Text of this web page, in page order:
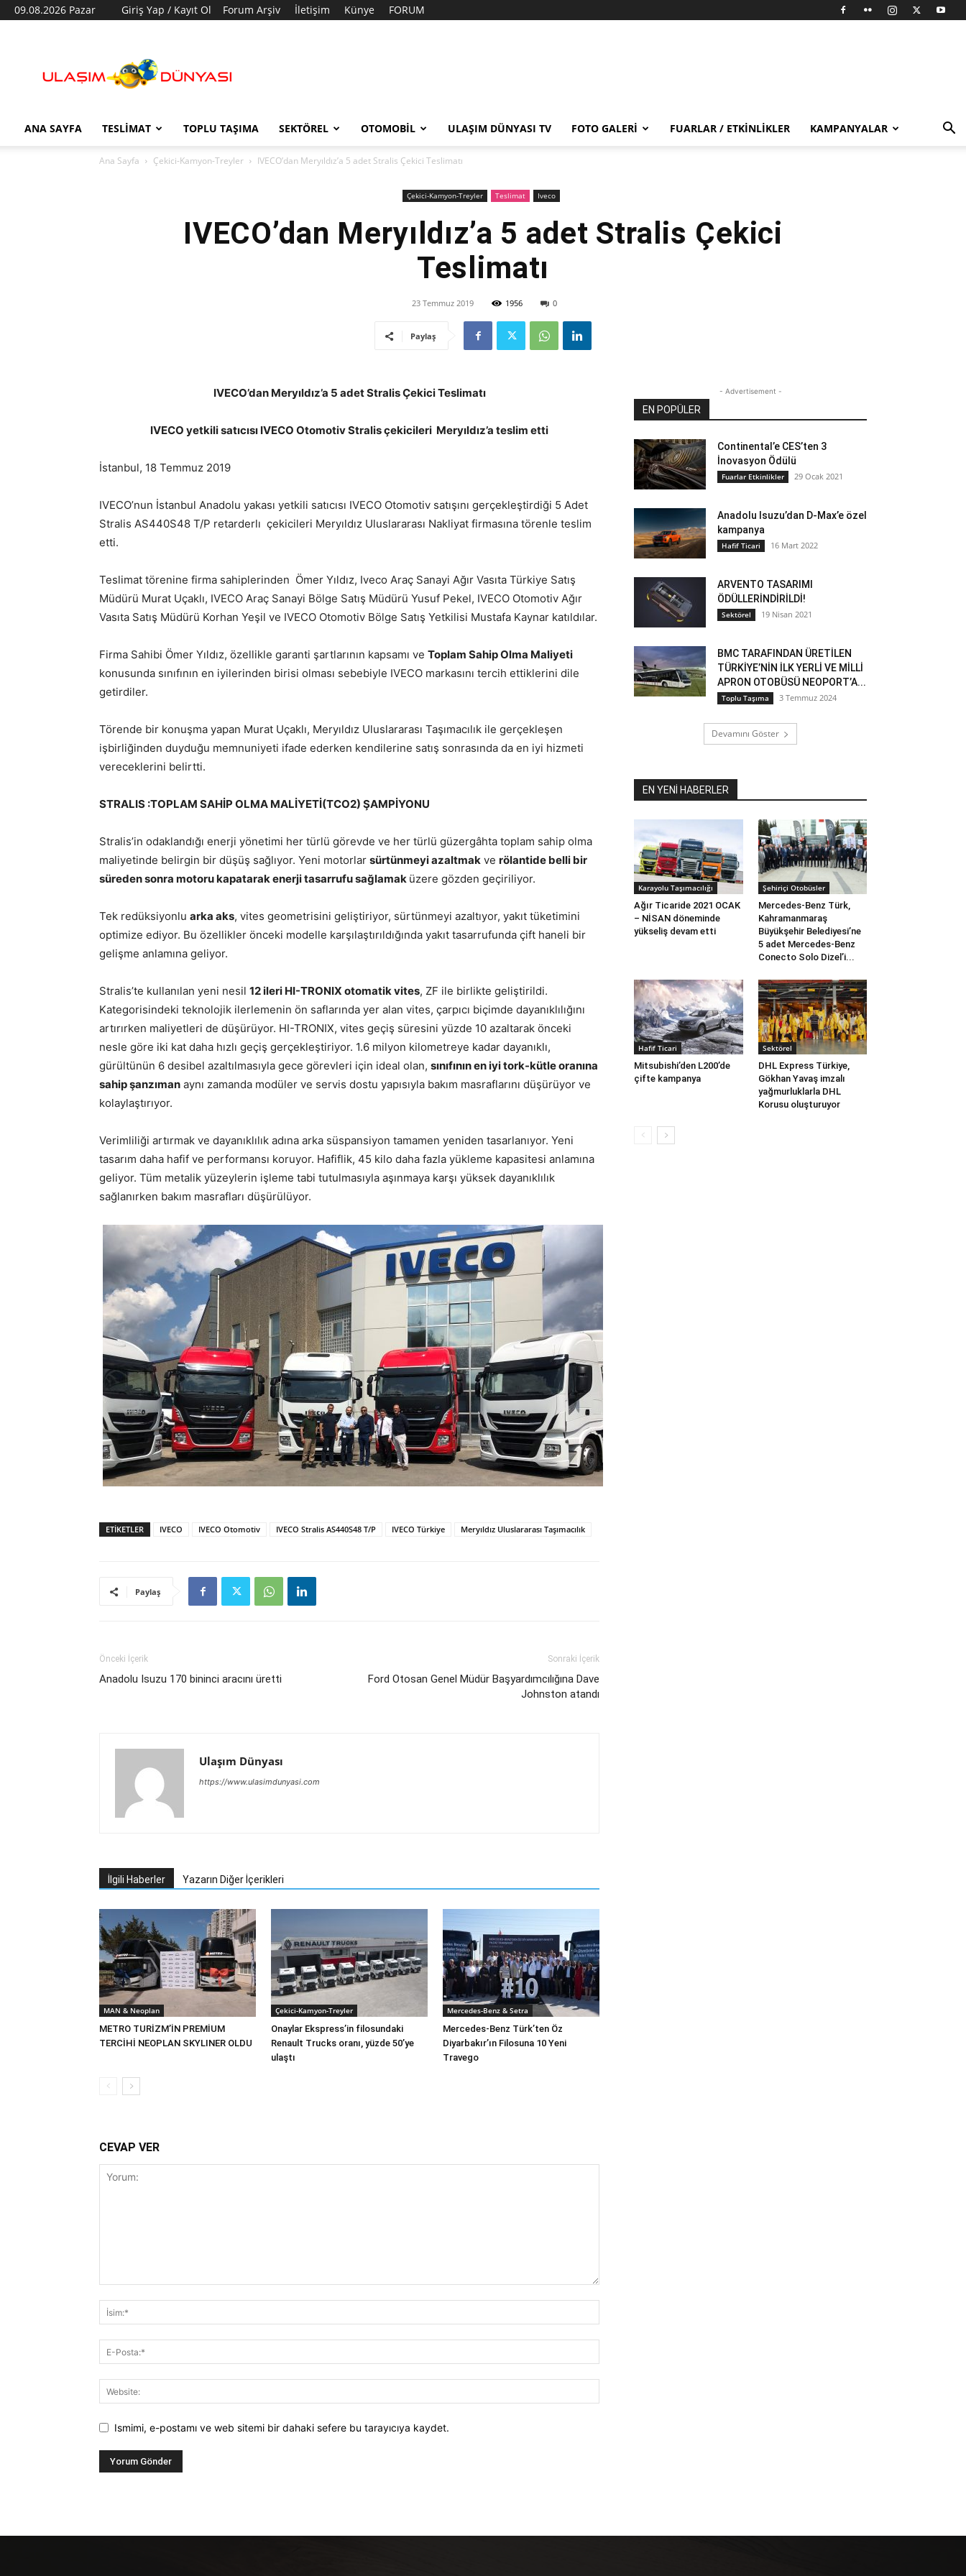
09.08.2026 Pazar Giriş Yap / Kayıt Ol Forum Arşiv İletişim Künye FORUM
Dünyası
ANA SAYFA TESLIMAT TOPLU TAŞIMA SEKTÖREL OTOMOBIL ULAŞIM DÜNYASI TV FOTO GALERI FUARLAR / ETKINLIKLER KAMPANYALAR
Ana Sayfa Çekici-Kamyon-Treyler IVECO’dan Meryıldız’a 5 adet Stralis Çekici Teslimatı
Çekici-Kamyon-Treyler Teslimat Iveco
IVECO’dan Meryıldız’a 5 adet Stralis Çekici
Teslimatı
23 Temmuz 2019 1956 0
Paylaş
IVECO’dan Meryıldız’a 5 adet Stralis Çekici Teslimatı
IVECO yetkili satıcısı IVECO Otomotiv Stralis çekicileri Meryıldız’a teslim etti
İstanbul, 18 Temmuz 2019
IVECO’nun İstanbul Anadolu yakası yetkili satıcısı IVECO Otomotiv satışını gerçekleştirdiği 5 Adet
Stralis AS440S48 T/P retarderlı çekicileri Meryıldız Uluslararası Nakliyat firmasına törenle teslim
etti.
Teslimat törenine firma sahiplerinden Ömer Yıldız, Iveco Araç Sanayi Ağır Vasıta Türkiye Satış
Müdürü Murat Uçaklı, IVECO Araç Sanayi Bölge Satış Müdürü Yusuf Pekel, IVECO Otomotiv Ağır
Vasıta Satış Müdürü Korhan Yeşil ve IVECO Otomotiv Bölge Satış Yetkilisi Mustafa Kaynar katıldılar.
Firma Sahibi Ömer Yıldız, özellikle garanti şartlarının kapsamı ve Toplam Sahip Olma Maliyeti
konusunda sınıfının en iyilerinden birisi olması sebebiyle IVECO markasını tercih ettiklerini dile
getirdiler.
Törende bir konuşma yapan Murat Uçaklı, Meryıldız Uluslararası Taşımacılık ile gerçekleşen
işbirliğinden duyduğu memnuniyeti ifade ederken kendilerine satış sonrasında da en iyi hizmeti
vereceklerini belirtti.
STRALIS :TOPLAM SAHİP OLMA MALİYETİ(TCO2) ŞAMPİYONU
Stralis’in odaklandığı enerji yönetimi her türlü görevde ve her türlü güzergâhta toplam sahip olma
maliyetinde belirgin bir düşüş sağlıyor. Yeni motorlar sürtünmeyi azaltmak ve rölantide belli bir
süreden sonra motoru kapatarak enerji tasarrufu sağlamak üzere gözden geçiriliyor.
Tek redüksiyonlu arka aks, vites geometrisini geliştiriyor, sürtünmeyi azaltıyor, yakıt tüketimini
optimize ediyor. Bu özellikler önceki modelle karşılaştırıldığında yakıt tasarrufunda çift haneli bir
gelişme anlamına geliyor.
Stralis’te kullanılan yeni nesil 12 ileri HI-TRONIX otomatik vites, ZF ile birlikte geliştirildi.
Kategorisindeki teknolojik ilerlemenin ön saflarında yer alan vites, çarpıcı biçimde dayanıklılığını
artırırken maliyetleri de düşürüyor. HI-TRONIX, vites geçiş süresini yüzde 10 azaltarak önceki
nesle göre iki kat daha hızlı geçiş gerçekleştiriyor. 1.6 milyon kilometreye kadar dayanıklı,
gürültünün 6 desibel azaltılmasıyla gece görevleri için ideal olan, sınıfının eniyi tork-kütle oranına
sahip şanzıman aynı zamanda modüler ve servis dostu yapısıyla bakım masraflarını düşürüyor ve
kolaylaştırıyor.
Verimliliği artırmak ve dayanıklılık adına arka süspansiyon tamamen yeniden tasarlanıyor. Yeni
tasarım daha hafif ve performansı koruyor. Hafiflik, 45 kilo daha fazla yükleme kapasitesi anlamına
geliyor. Tüm metalik yüzeylerin işleme tabi tutulmasıyla aşınmaya karşı yüksek dayanıklılık
sağlanırken bakım masrafları düşürülüyor.
ETIKETLER IVECO IVECO Otomotiv IVECO Stralis AS440S48 T/P IVECO Türkiye Meryıldız Uluslararası Taşımacılık
Paylaş
Önceki İçerik
Anadolu Isuzu 170 bininci aracını üretti
Sonraki İçerik
Ford Otosan Genel Müdür Başyardımcılığına Dave
Johnston atandı
Ulaşım Dünyası
https://www.ulasimdunyasi.com
İlgili Haberler Yazarın Diğer İçerikleri
MAN & Neoplan
METRO TURİZM’İN PREMİUM
TERCİHİ NEOPLAN SKYLINER OLDU
Çekici-Kamyon-Treyler
Onaylar Ekspress’in filosundaki
Renault Trucks oranı, yüzde 50’ye
ulaştı
Mercedes-Benz & Setra
Mercedes-Benz Türk’ten Öz
Diyarbakır’ın Filosuna 10 Yeni
Travego
CEVAP VER
Ismimi, e-postamı ve web sitemi bir dahaki sefere bu tarayıcıya kaydet.
- Advertisement -
EN POPÜLER
Continental’e CES’ten 3
İnovasyon Ödülü
Fuarlar Etkinlikler 29 Ocak 2021
Anadolu Isuzu’dan D-Max’e özel
kampanya
Hafif Ticari 16 Mart 2022
ARVENTO TASARIMI
ÖDÜLLERİNDİRİLDİ!
Sektörel 19 Nisan 2021
BMC TARAFINDAN ÜRETİLEN
TÜRKİYE’NİN İLK YERLİ VE MİLLİ
APRON OTOBÜSÜ NEOPORT’A...
Toplu Taşıma 3 Temmuz 2024
Devamını Göster
EN YENİ HABERLER
Karayolu Taşımacılığı
Ağır Ticaride 2021 OCAK
– NİSAN döneminde
yükseliş devam etti
Şehiriçi Otobüsler
Mercedes-Benz Türk,
Kahramanmaraş
Büyükşehir Belediyesi’ne
5 adet Mercedes-Benz
Conecto Solo Dizel’i...
Hafif Ticari
Mitsubishi’den L200’de
çifte kampanya
Sektörel
DHL Express Türkiye,
Gökhan Yavaş imzalı
yağmurluklarla DHL
Korusu oluşturuyor